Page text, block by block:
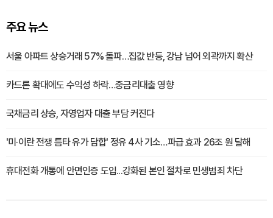
주요 뉴스
서울 아파트 상승거래 57% 돌파…집값 반등, 강남 넘어 외곽까지 확산
카드론 확대에도 수익성 하락…중금리대출 영향
국채금리 상승, 자영업자 대출 부담 커진다
'미·이란 전쟁 틈타 유가 담합' 정유 4사 기소…파급 효과 26조 원 달해
휴대전화 개통에 안면인증 도입...강화된 본인 절차로 민생범죄 차단